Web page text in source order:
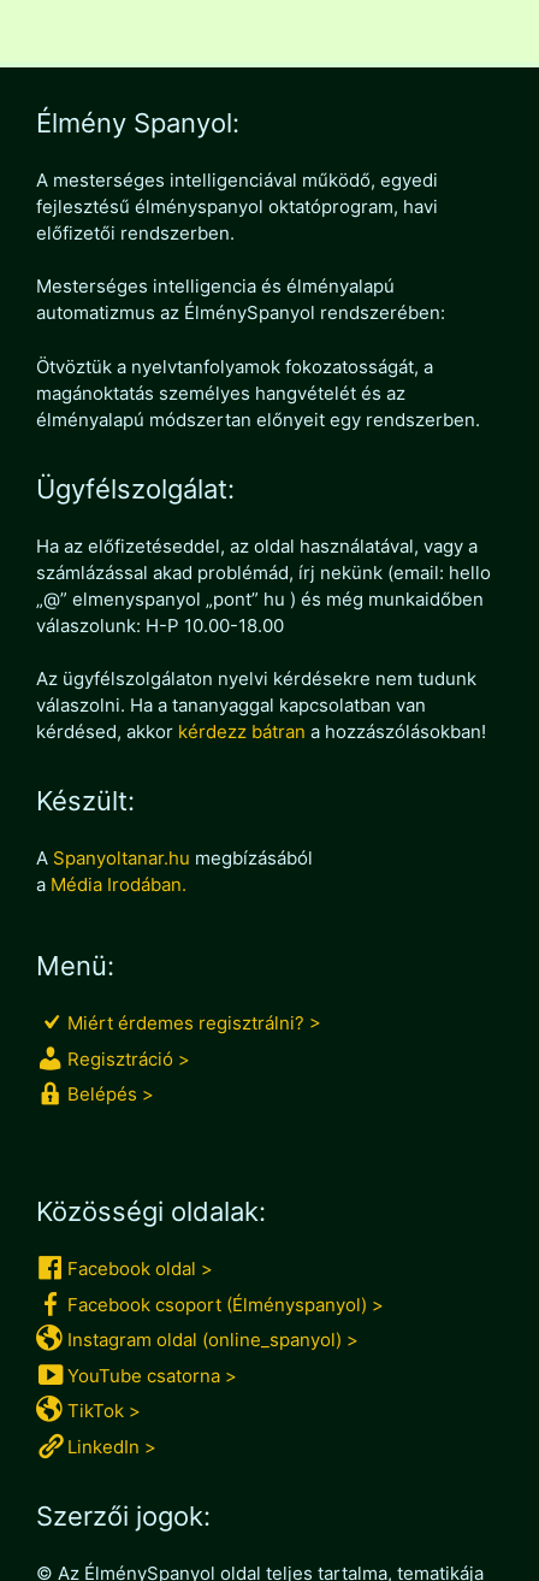
Élmény Spanyol:
A mesterséges intelligenciával működő, egyedi
fejlesztésű élményspanyol oktatóprogram, havi
előfizetői rendszerben.
Mesterséges intelligencia és élményalapú
automatizmus az ÉlménySpanyol rendszerében:
Ötvöztük a nyelvtanfolyamok fokozatosságát, a
magánoktatás személyes hangvételét és az
élményalapú módszertan előnyeit egy rendszerben.
Ügyfélszolgálat:
Ha az előfizetéseddel, az oldal használatával, vagy a
számlázással akad problémád, írj nekünk (email: hello
„@” elmenyspanyol „pont” hu ) és még munkaidőben
válaszolunk: H-P 10.00-18.00
Az ügyfélszolgálaton nyelvi kérdésekre nem tudunk
válaszolni. Ha a tananyaggal kapcsolatban van
kérdésed, akkor kérdezz bátran a hozzászólásokban!
Készült:
A Spanyoltanar.hu megbízásából
a Média Irodában.
Menü:
Miért érdemes regisztrálni? >
Regisztráció >
Belépés >
Közösségi oldalak:
Facebook oldal >
Facebook csoport (Élményspanyol) >
Instagram oldal (online_spanyol) >
YouTube csatorna >
TikTok >
LinkedIn >
Szerzői jogok:
© Az ÉlménySpanyol oldal teljes tartalma, tematikája